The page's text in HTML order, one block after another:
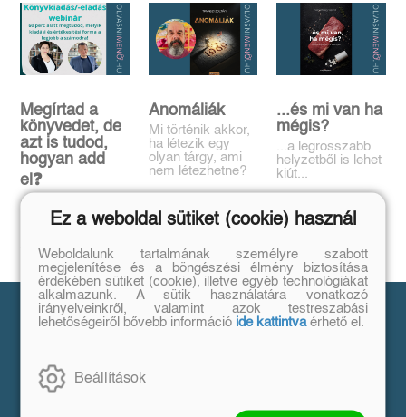
Megírtad a
könyvedet, de
azt is tudod,
hogyan add
el❓️
Időpont: június
16., 18:00-19:00
Tovább
Anomáliák
Mi történik akkor,
ha létezik egy
olyan tárgy, ami
nem létezhetne?
...és mi van ha
mégis?
...a legrosszabb
helyzetből is lehet
kiút...
Vásárlás
Tájékoztató a Simple fizetésről
Ez a weboldal sütiket (cookie) használ
Weboldalunk tartalmának személyre szabott
megjelenítése és a böngészési élmény biztosítása
érdekében sütiket (cookie), illetve egyéb technológiákat
alkalmazunk. A sütik használatára vonatkozó
irányelveinkről, valamint azok testreszabási
lehetőségeiről bővebb információ ide kattintvaérhető el.
Beállítások